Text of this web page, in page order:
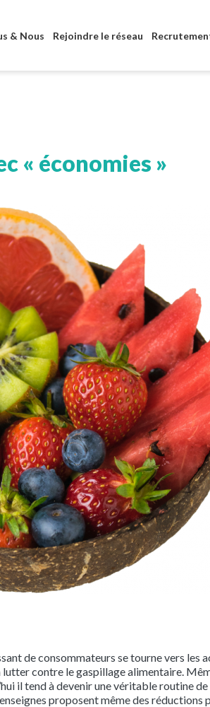
& Nous Rejoindre le réseau
« économies »
de consommateurs se tourne vers les
contre le gaspillage alimentaire.
il tend à devenir une véritable routine
proposent même des réductions